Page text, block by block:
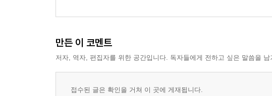
만든 이 코멘트
저자, 역자, 편집자를 위한 공간입니다. 독자들에게 전하고 싶은 말씀을 남
접수된 글은 확인을 거쳐 이 곳에 게재됩니다.